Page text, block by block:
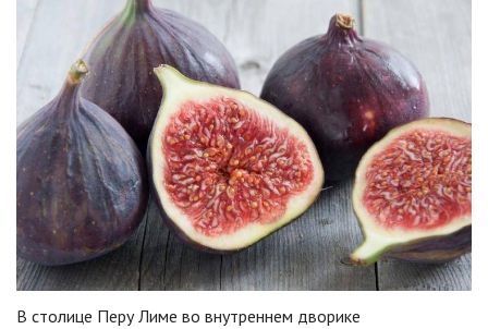
В столице Перу Лиме во внутреннем дворике